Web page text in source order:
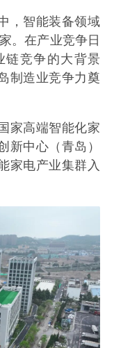
，智能装备领域
。在产业竞争日
链竞争的大背景
制造业竞争力奠
家高端智能化家
新中心（青岛）
家电产业集群入